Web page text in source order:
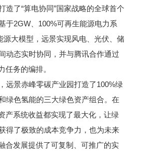
造了“算电协同”国家战略的全球首个
于2GW、100%可再生能源电力系
源大模型，远景实现风电、光伏、储
动态实时协同，并与腾讯合作通过
任务的编排。
远景赤峰零碳产业园打造了100%绿
绿色氢能的三大绿色资产组合。在
产系统收益都实现了最大化，让绿
得了极致的成本竞争力，也为未来
合发展提供了可复制、可推广的实